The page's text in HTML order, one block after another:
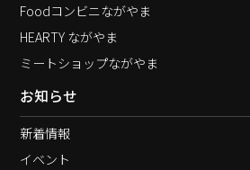
Foodコンビニながやま
HEARTY ながやま
ミートショップながやま
お知らせ
新着情報
イベント